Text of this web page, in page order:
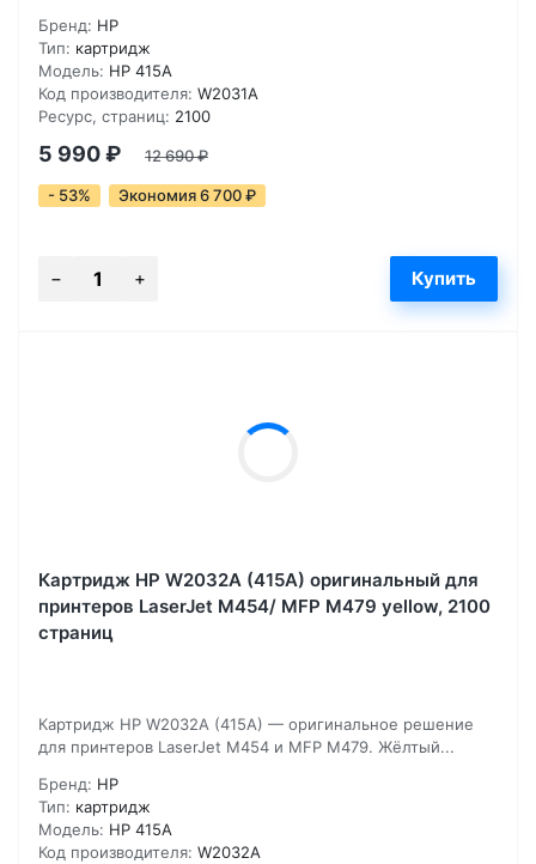
Бренд: HP
Тип: картридж
Модель: HP 415A
Код производителя: W2031A
Ресурс, страниц: 2100
5 990₽ 12 690₽
- 53% Экономия 6 700₽
Картридж HP W2032A (415A) оригинальный для
принтеров LaserJet M454/ MFP M479 yellow, 2100
страниц
Картридж HP W2032A (415A) — оригинальное решение
для принтеров LaserJet M454 и MFP M479. Жёлтый...
Бренд: HP
Тип: картридж
Модель: HP 415A
Код производителя: W2032A